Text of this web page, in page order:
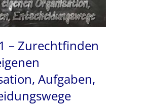
– Zurechtfinden
Aufgaben,